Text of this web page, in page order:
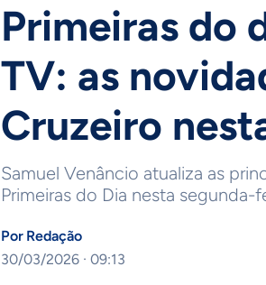
Primeiras do
TV: as
Cruzeiro
Samuel Venâncio atualiza as
Primeiras do Dia nesta segunda-
Por Redação
30/03/2026 · 09:13